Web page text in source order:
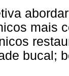
mais
bucal;